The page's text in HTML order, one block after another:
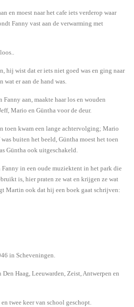
en moest naar het cafe iets verderop waar
Fanny vast aan de verwarming met
hij wist dat er iets niet goed was en ging naar
wat er aan de hand was.
aan, maakte haar los en wouden
Mario en Güntha voor de deur.
toen kwam een lange achtervolging; Mario
buiten het beeld, Güntha moest het toen
Güntha ook uitgeschakeld.
in een oude muziektent in het park die
is, hier praten ze wat en krijgen ze wat
Martin ook dat hij een boek gaat schrijven:
in Scheveningen.
Haag, Leeuwarden, Zeist, Antwerpen en
twee keer van school geschopt.